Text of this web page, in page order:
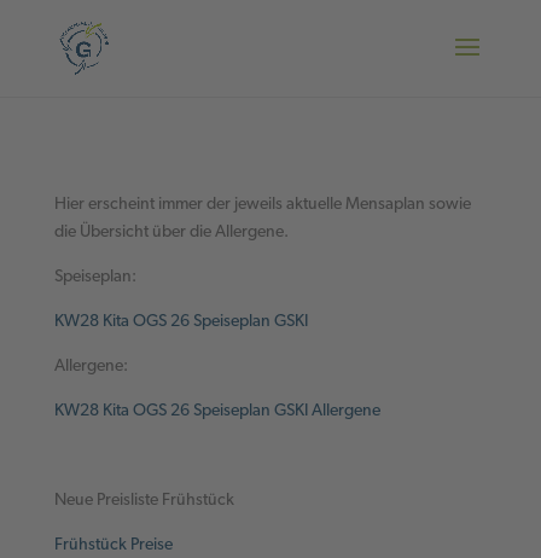
Hier erscheint immer der jeweils aktuelle Mensaplan sowie
die Übersicht über die Allergene.
Speiseplan:
KW28 Kita OGS 26 Speiseplan GSKI
Allergene:
KW28 Kita OGS 26 Speiseplan GSKI Allergene
Neue Preisliste Frühstück
Frühstück Preise